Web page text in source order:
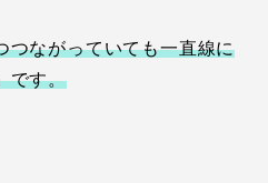
つながっていても一直線に
です。